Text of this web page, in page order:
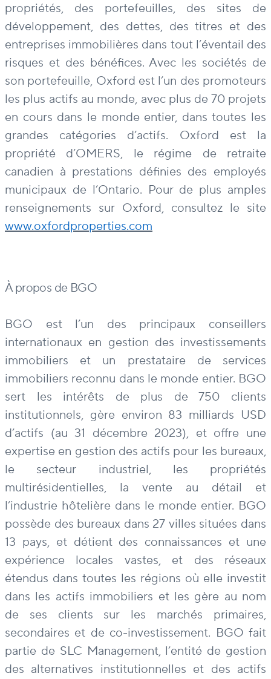
propriétés, des portefeuilles, des sites de
développement, des dettes, des titres et des
entreprises immobilières dans tout l’éventail des
risques et des bénéfices. Avec les sociétés de
son portefeuille, Oxford est l’un des promoteurs
les plus actifs au monde, avec plus de 70 projets
en cours dans le monde entier, dans toutes les
grandes catégories d’actifs. Oxford est la
propriété d’OMERS, le régime de retraite
canadien à prestations définies des employés
municipaux de l’Ontario. Pour de plus amples
renseignements sur Oxford, consultez le site
www.oxfordproperties.com
À propos de BGO
BGO est l’un des principaux conseillers
internationaux en gestion des investissements
immobiliers et un prestataire de services
immobiliers reconnu dans le monde entier. BGO
sert les intérêts de plus de 750 clients
institutionnels, gère environ 83 milliards USD
d’actifs (au 31 décembre 2023), et offre une
expertise en gestion des actifs pour les bureaux,
le secteur industriel, les propriétés
multirésidentielles, la vente au détail et
l’industrie hôtelière dans le monde entier. BGO
possède des bureaux dans 27 villes situées dans
13 pays, et détient des connaissances et une
expérience locales vastes, et des réseaux
étendus dans toutes les régions où elle investit
dans les actifs immobiliers et les gère au nom
de ses clients sur les marchés primaires,
secondaires et de co-investissement. BGO fait
partie de SLC Management, l’entité de gestion
des alternatives institutionnelles et des actifs